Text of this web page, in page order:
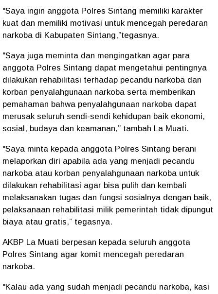
"Saya ingin anggota Polres Sintang memiliki karakter
kuat dan memiliki motivasi untuk mencegah peredaran
narkoba di Kabupaten Sintang,”tegasnya.
"Saya juga meminta dan mengingatkan agar para
anggota Polres Sintang dapat mengetahui pentingnya
dilakukan rehabilitasi terhadap pecandu narkoba dan
korban penyalahgunaan narkoba serta memberikan
pemahaman bahwa penyalahgunaan narkoba dapat
merusak seluruh sendi-sendi kehidupan baik ekonomi,
sosial, budaya dan keamanan,” tambah La Muati.
"Saya minta kepada anggota Polres Sintang berani
melaporkan diri apabila ada yang menjadi pecandu
narkoba atau korban penyalahgunaan narkoba untuk
dilakukan rehabilitasi agar bisa pulih dan kembali
melaksanakan tugas dan fungsi sosialnya dengan baik,
pelaksanaan rehabilitasi milik pemerintah tidak dipungut
biaya atau gratis,” tegasnya.
AKBP La Muati berpesan kepada seluruh anggota
Polres Sintang agar komit mencegah peredaran
narkoba.
"Kalau ada yang sudah menjadi pecandu narkoba, kasi